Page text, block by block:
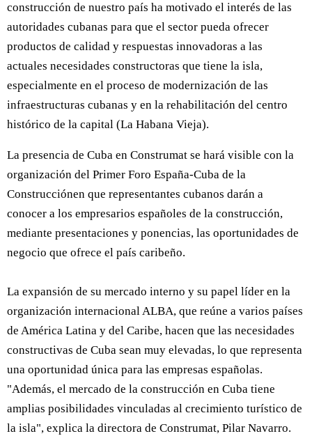
construcción de nuestro país ha motivado el interés de las
autoridades cubanas para que el sector pueda ofrecer
productos de calidad y respuestas innovadoras a las
actuales necesidades constructoras que tiene la isla,
especialmente en el proceso de modernización de las
infraestructuras cubanas y en la rehabilitación del centro
histórico de la capital (La Habana Vieja).
La presencia de Cuba en Construmat se hará visible con la
organización del Primer Foro España-Cuba de la
Construcciónen que representantes cubanos darán a
conocer a los empresarios españoles de la construcción,
mediante presentaciones y ponencias, las oportunidades de
negocio que ofrece el país caribeño.
La expansión de su mercado interno y su papel líder en la
organización internacional ALBA, que reúne a varios países
de América Latina y del Caribe, hacen que las necesidades
constructivas de Cuba sean muy elevadas, lo que representa
una oportunidad única para las empresas españolas.
"Además, el mercado de la construcción en Cuba tiene
amplias posibilidades vinculadas al crecimiento turístico de
la isla", explica la directora de Construmat, Pilar Navarro.